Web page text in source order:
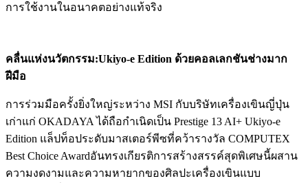
การใช้งานในอนาคตอย่างแท้จริง
คลื่นแห่งนวัตกรรม:Ukiyo-e Edition ด้วยคอลเลกชันช่างมาก
ฝีมือ
การร่วมมือครั้งยิ่งใหญ่ระหว่าง MSI กับบริษัทเครื่องเขินญี่ปุ่น
เก่าแก่ OKADAYA ได้ถือกำเนิดเป็น Prestige 13 AI+ Ukiyo-e
Edition แล็ปท็อประดับมาสเตอร์พีซที่คว้ารางวัล COMPUTEX
Best Choice Awardอันทรงเกียรติการสร้างสรรค์สุดพิเศษนี้ผสาน
ความงดงามและความหายากของศิลปะเครื่องเขินแบบ